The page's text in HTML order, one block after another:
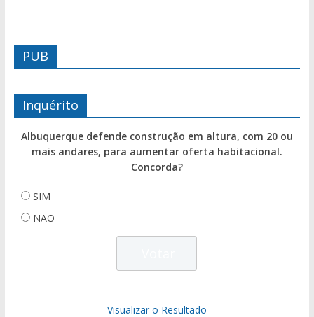
PUB
Inquérito
Albuquerque defende construção em altura, com 20 ou
mais andares, para aumentar oferta habitacional.
Concorda?
SIM
NÃO
Visualizar o Resultado